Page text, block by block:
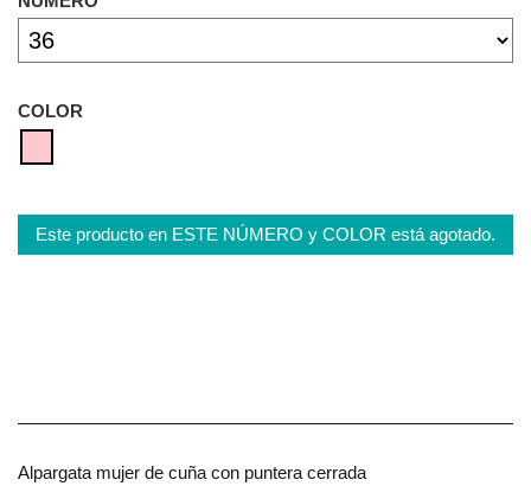
COLOR
Este producto en ESTE NÚMERO y COLOR está agotado.
Alpargata mujer de cuña con puntera cerrada